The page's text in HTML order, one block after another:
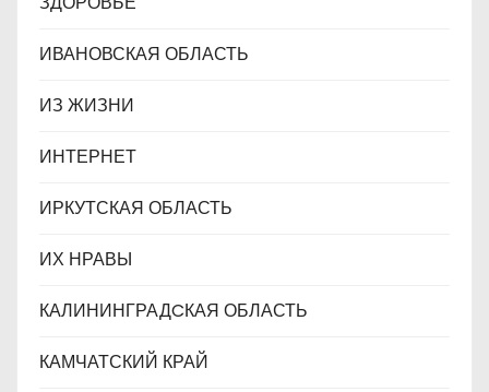
ИВАНОВСКАЯ ОБЛАСТЬ
ИЗ ЖИЗНИ
ИНТЕРНЕТ
ИРКУТСКАЯ ОБЛАСТЬ
ИХ НРАВЫ
КАЛИНИНГРАДCКАЯ ОБЛАСТЬ
КАМЧАТСКИЙ КРАЙ